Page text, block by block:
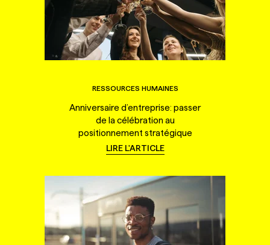
RESSOURCES HUMAINES
Anniversaire d’entreprise: passer
de la célébration au
positionnement stratégique
LIRE L'ARTICLE